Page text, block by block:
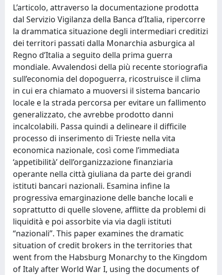
L’articolo, attraverso la documentazione prodotta
dal Servizio Vigilanza della Banca d’Italia, ripercorre
la drammatica situazione degli intermediari creditizi
dei territori passati dalla Monarchia asburgica al
Regno d’Italia a seguito della prima guerra
mondiale. Avvalendosi della più recente storiografia
sull’economia del dopoguerra, ricostruisce il clima
in cui era chiamato a muoversi il sistema bancario
locale e la strada percorsa per evitare un fallimento
generalizzato, che avrebbe prodotto danni
incalcolabili. Passa quindi a delineare il difficile
processo di inserimento di Trieste nella vita
economica nazionale, così come l’immediata
‘appetibilità’ dell’organizzazione finanziaria
operante nella città giuliana da parte dei grandi
istituti bancari nazionali. Esamina infine la
progressiva emarginazione delle banche locali e
soprattutto di quelle slovene, afflitte da problemi di
liquidità e poi assorbite via via dagli istituti
“nazionali”. This paper examines the dramatic
situation of credit brokers in the territories that
went from the Habsburg Monarchy to the Kingdom
of Italy after World War I, using the documents of